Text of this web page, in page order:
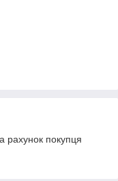
рахунок покупця